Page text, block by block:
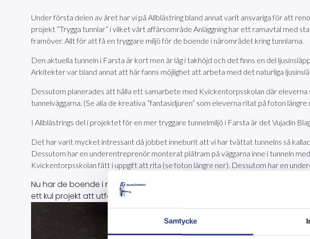
Samtycke
Under första delen av året har vi på Allblästring bland annat varit ansvariga för att
projekt ”Trygga tunnlar” i vilket vårt affärsområde Anläggning har ett ramavtal med
framöver. Allt för att få en tryggare miljö för de boende i närområdet kring tunnlarna.
Den aktuella tunneln i Farsta är kort men är låg i takhöjd och det finns en del
Arkitekter var bland annat att här fanns möjlighet att arbeta med det naturliga
Dessutom planerades att hålla ett samarbete med Kvickentorpsskolan där
tunnelväggarna. (Se alla de kreativa ”fantasidjuren” som eleverna ritat på foton längre
I Allblästrings del i projektet för en mer tryggare tunnelmiljö i Farsta är det Vujadin
Det har varit mycket intressant då jobbet inneburit att vi har tvättat tunnelns så
Dessutom har en underentreprenör monterat plåtram på väggarna inne i tunneln
Kvickentorpsskolan fått i uppgift att rita (se foton längre ner). Dessutom har en
Nu har de boende i närområdet slutligen fått en gladare och lite
ett kul projekt att utföra.